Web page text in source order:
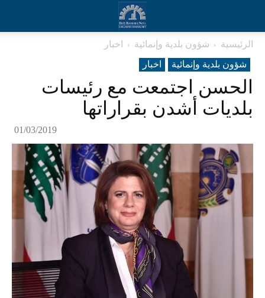
الرئيسية شؤون بلدية وإنمائية
اخبار
شؤون بلدية وإنمائية
اخبار
الحسن اجتمعت مع رئيسات
بلديات أشدن بقراراتها
01/03/2019